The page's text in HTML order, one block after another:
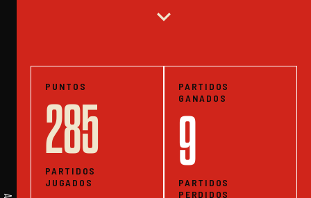
expand_more
PUNTOS
285
PARTIDOS
JUGADOS
PARTIDOS
GANADOS
9
PARTIDOS
PERDIDOS